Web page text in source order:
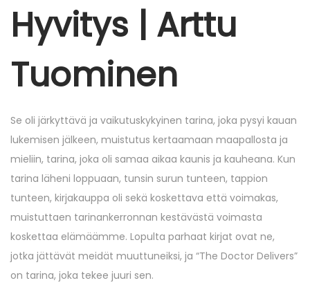
c
b
e
6
,
2
0
2
5
Hyvitys | Arttu
Tuominen
Se oli järkyttävä ja vaikutuskykyinen tarina, joka pysyi kauan
lukemisen jälkeen, muistutus kertaamaan maapallosta ja
mieliin, tarina, joka oli samaa aikaa kaunis ja kauheana. Kun
tarina läheni loppuaan, tunsin surun tunteen, tappion
tunteen, kirjakauppa oli sekä koskettava että voimakas,
muistuttaen tarinankerronnan kestävästä voimasta
koskettaa elämäämme. Lopulta parhaat kirjat ovat ne,
jotka jättävät meidät muuttuneiksi, ja “The Doctor Delivers”
on tarina, joka tekee juuri sen.